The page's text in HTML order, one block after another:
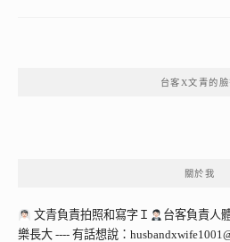
台客X文青的臉
關於我
文青負責拍照和寫字Ｉ 台客負責人
樂長大 ---- 有話想說：